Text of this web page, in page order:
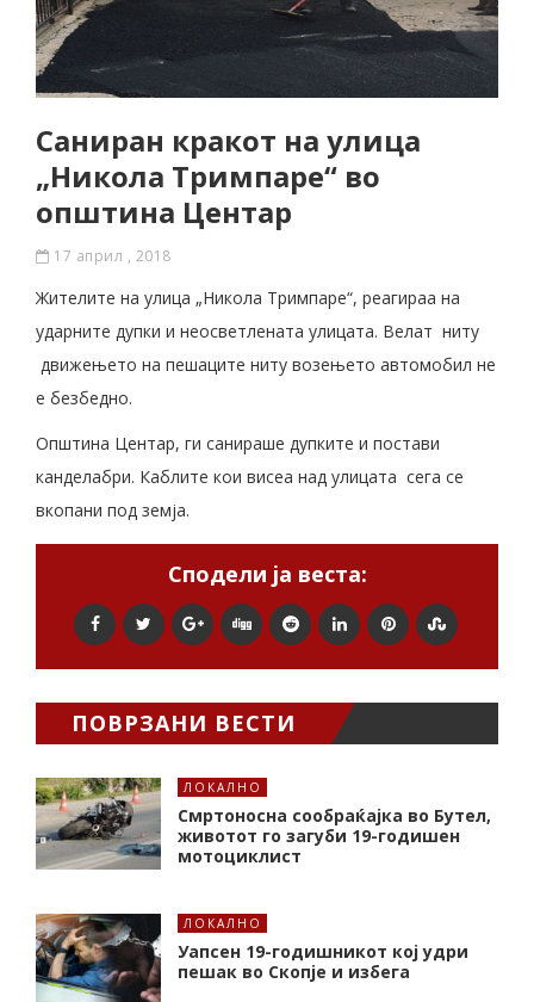
Саниран кракот на улица
„Никола Тримпаре“ во
општина Центар
17 април , 2018
Жителите на улица „Никола Тримпаре“, реагираа на
ударните дупки и неосветлената улицата. Велат ниту
движењето на пешаците ниту возењето автомобил не
е безбедно.
Општина Центар, ги санираше дупките и постави
канделабри. Каблите кои висеа над улицата сега се
вкопани под земја.
Сподели ја веста:
ПОВРЗАНИ ВЕСТИ
ЛОКАЛНО
Смртоносна сообраќајка во Бутел,
животот го загуби 19-годишен
мотоциклист
ЛОКАЛНО
Уапсен 19-годишникот кој удри
пешак во Скопје и избега